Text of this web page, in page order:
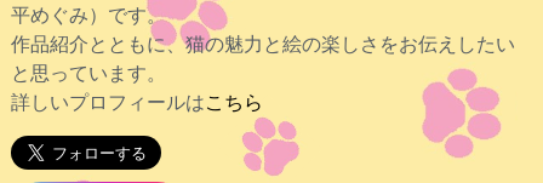
平めぐみ）です。
作品紹介とともに、猫の魅力と絵の楽しさをお伝えしたい
と思っています。
詳しいプロフィールは こちら